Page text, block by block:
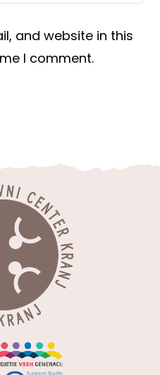
and website in this
I comment.